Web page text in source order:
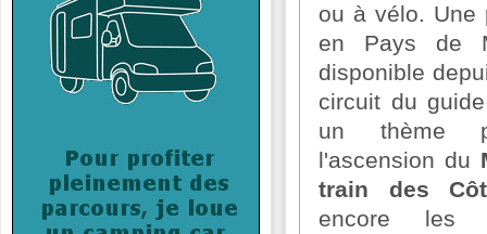
ou à vélo. Une
en Pays de
disponible
circuit du
un thème
l'ascension du
train des
encore les